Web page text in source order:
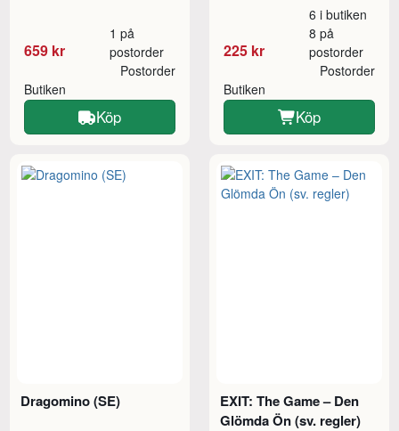
659 kr
1 på
postorder
Butiken
Postorder
Köp
225 kr
6 i butiken
8 på
postorder
Butiken
Postorder
Köp
Dragomino (SE)
EXIT: The Game – Den
Glömda Ön (sv. regler)